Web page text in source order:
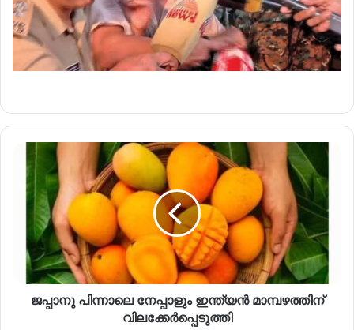
ജപ്പാനു പിന്നാലെ നേപ്പാളും ഇന്ത്യൻ മാമ്പഴത്തിന്
വിലക്കേർപ്പെടുത്തി